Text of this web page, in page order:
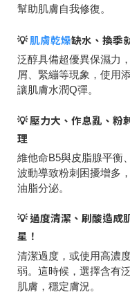
幫助肌膚自我修復。
💡肌膚乾燥缺水、換季
泛醇具備超優異保濕力
屑、緊繃等現象，使用
讓肌膚水潤Q彈。
💡 壓力大、作息亂、粉
理
維他命B5與皮脂腺平衡
波動導致粉刺困擾增多
油脂分泌。
💡 過度清潔、刷酸造成
星！
清潔過度，或使用高濃
弱。這時候，選擇含有
肌膚，穩定膚況。